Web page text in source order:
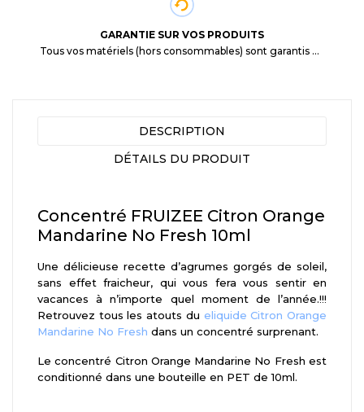
GARANTIE SUR VOS PRODUITS
Tous vos matériels (hors consommables) sont garantis 3 mois à partir de la date d'achat
DESCRIPTION
DÉTAILS DU PRODUIT
Concentré FRUIZEE Citron Orange
Mandarine No Fresh 10ml
Une délicieuse recette d’agrumes gorgés de soleil,
sans effet fraicheur, qui vous fera vous sentir en
vacances à n’importe quel moment de l’année.!!!
Retrouvez tous les atouts du eliquide Citron Orange
Mandarine No Fresh dans un concentré surprenant.
Le concentré Citron Orange Mandarine No Fresh est
conditionné dans une bouteille en PET de 10ml.